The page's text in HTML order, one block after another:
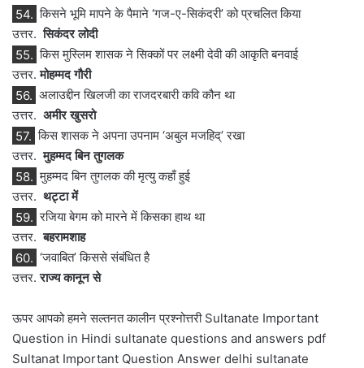
54. किसने भूमि मापने के पैमाने ‘गज-ए-सिकंदरी’ को प्रचलित किया
उत्तर. सिकंदर लोदी
55. किस मुस्लिम शासक ने सिक्कों पर लक्ष्मी देवी की आकृति बनवाई
उत्तर.मोहम्मद गौरी
56. अलाउद्दीन खिलजी का राजदरबारी कवि कौन था
उत्तर. अमीर खुसरो
57. किस शासक ने अपना उपनाम ‘अबुल मजहिद्’ रखा
उत्तर. मुहम्मद बिन तुगलक
58. मुहम्मद बिन तुगलक की मृत्यु कहाँ हुई
उत्तर. थट्टा में
59. रजिया बेगम को मारने में किसका हाथ था
उत्तर. बहरामशाह
60. ‘जवाबित’ किससे संबंधित है
उत्तर.राज्य कानून से
ऊपर आपको हमने सल्तनत कालीन प्रश्नोत्तरी Sultanate Important
Question in Hindi sultanate questions and answers pdf
Sultanat Important Question Answer delhi sultanate